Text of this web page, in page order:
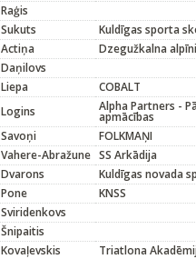
Raģis
Sukuts
Kuldīgas sporta
Actiņa
Dzegužkalna
Daņilovs
Liepa
COBALT
Logins Alpha Partners -
apmācības
Savoņi
FOLKMAŅI
Vahere-Abražune SS Arkādija
Dvarons
Kuldīgas novada
Pone
KNSS
Sviridenkovs
Šnipaitis
Kovaļevskis
Triatlona